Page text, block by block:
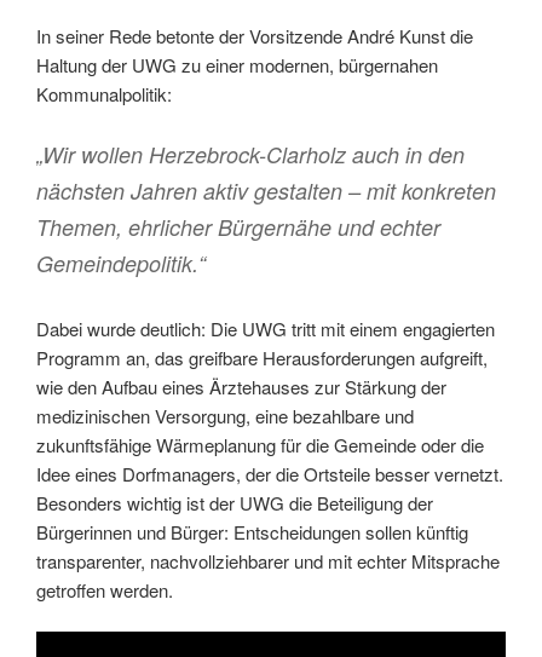
In seiner Rede betonte der Vorsitzende André Kunst die
Haltung der UWG zu einer modernen, bürgernahen
Kommunalpolitik:
„Wir wollen Herzebrock-Clarholz auch in den
nächsten Jahren aktiv gestalten – mit konkreten
Themen, ehrlicher Bürgernähe und echter
Gemeindepolitik.“
Dabei wurde deutlich: Die UWG tritt mit einem engagierten
Programm an, das greifbare Herausforderungen aufgreift,
wie den Aufbau eines Ärztehauses zur Stärkung der
medizinischen Versorgung, eine bezahlbare und
zukunftsfähige Wärmeplanung für die Gemeinde oder die
Idee eines Dorfmanagers, der die Ortsteile besser vernetzt.
Besonders wichtig ist der UWG die Beteiligung der
Bürgerinnen und Bürger: Entscheidungen sollen künftig
transparenter, nachvollziehbarer und mit echter Mitsprache
getroffen werden.